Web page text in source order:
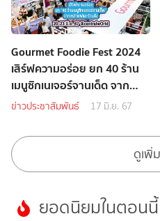
Gourmet Foodie Fest 2024
เสิร์ฟความอร่อย ยก 40 ร้าน
เมนูซิกเนเจอร์จานเด็ด จาก
เหล่าเชฟและร้านดัง
ข่าวประชาสัมพันธ์ 17 มิ.ย. 67
ดูเพิ่
ยอดนิยมในตอนนี้